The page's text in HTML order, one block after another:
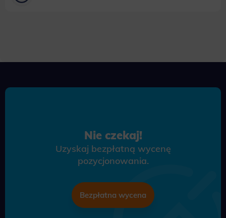
Nie czekaj!
Uzyskaj bezpłatną wycenę
pozycjonowania.
Bezpłatna wycena